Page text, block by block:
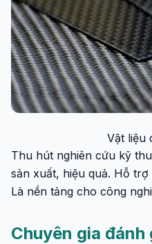
Vật liệu
Thu hút nghiên cứu kỹ
sản xuất, hiệu quả. Hỗ
Là nền tảng cho công
Chuyên gia đánh